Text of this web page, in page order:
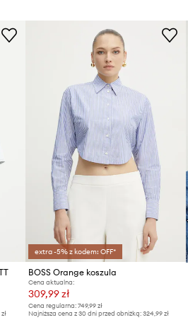
extra -5% z kodem: OFF*
BOSS Orange koszula
Cena aktualna:
309,99 zł
Cena regularna: 749,99 zł
Najniższa cena z 30 dni przed obniżką: 324,99 zł